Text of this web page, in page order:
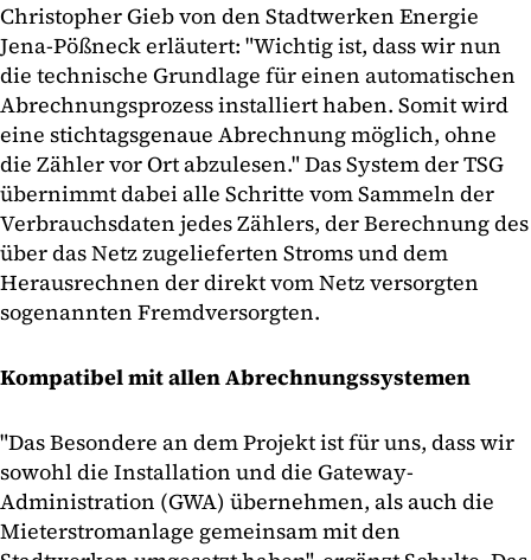
Christopher Gieb von den Stadtwerken Energie
Jena-Pößneck erläutert: "Wichtig ist, dass wir nun
die technische Grundlage für einen automatischen
Abrechnungsprozess installiert haben. Somit wird
eine stichtagsgenaue Abrechnung möglich, ohne
die Zähler vor Ort abzulesen." Das System der TSG
übernimmt dabei alle Schritte vom Sammeln der
Verbrauchsdaten jedes Zählers, der Berechnung des
über das Netz zugelieferten Stroms und dem
Herausrechnen der direkt vom Netz versorgten
sogenannten Fremdversorgten.
Kompatibel mit allen Abrechnungssystemen
"Das Besondere an dem Projekt ist für uns, dass wir
sowohl die Installation und die Gateway-
Administration (GWA) übernehmen, als auch die
Mieterstromanlage gemeinsam mit den